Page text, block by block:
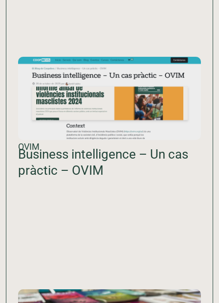
OVIM
Business intelligence – Un cas
pràctic – OVIM